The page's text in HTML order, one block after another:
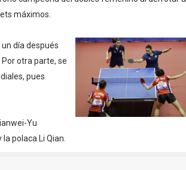
máximos.
día después
otra parte, se
pues
Yu
polaca Li Qian.